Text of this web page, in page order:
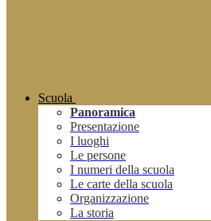
Scuola
Panoramica
Presentazione
I luoghi
Le persone
I numeri della scuola
Le carte della scuola
Organizzazione
La storia